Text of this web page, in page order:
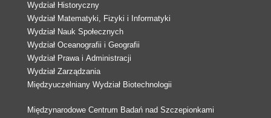
Wydział Historyczny
Wydział Matematyki, Fizyki i Informatyki
Wydział Nauk Społecznych
Wydział Oceanografii i Geografii
Wydział Prawa i Administracji
Wydział Zarządzania
Międzyuczelniany Wydział Biotechnologii
Międzynarodowe Centrum Badań nad Szczepionkami